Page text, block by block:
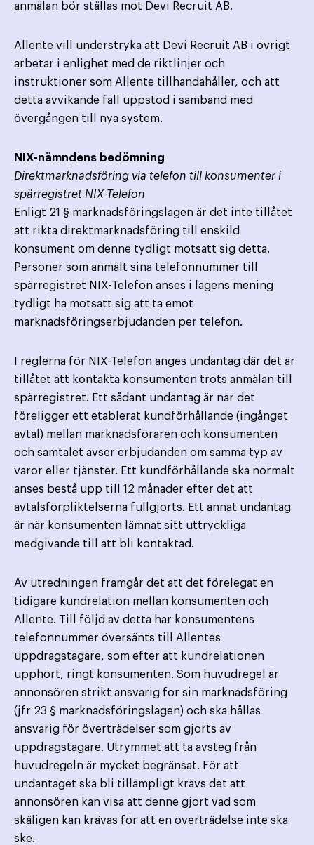
anmälan bör ställas mot Devi Recruit AB.
Allente vill understryka att Devi Recruit AB i övrigt
arbetar i enlighet med de riktlinjer och
instruktioner som Allente tillhandahåller, och att
detta avvikande fall uppstod i samband med
övergången till nya system.
NIX-nämndens bedömning
Direktmarknadsföring via telefon till konsumenter i
spärregistret NIX-Telefon
Enligt 21 § marknadsföringslagen är det inte tillåtet
att rikta direktmarknadsföring till enskild
konsument om denne tydligt motsatt sig detta.
Personer som anmält sina telefonnummer till
spärregistret NIX-Telefon anses i lagens mening
tydligt ha motsatt sig att ta emot
marknadsföringserbjudanden per telefon.
I reglerna för NIX-Telefon anges undantag där det är
tillåtet att kontakta konsumenten trots anmälan till
spärregistret. Ett sådant undantag är när det
föreligger ett etablerat kundförhållande (ingånget
avtal) mellan marknadsföraren och konsumenten
och samtalet avser erbjudanden om samma typ av
varor eller tjänster. Ett kundförhållande ska normalt
anses bestå upp till 12 månader efter det att
avtalsförpliktelserna fullgjorts. Ett annat undantag
är när konsumenten lämnat sitt uttryckliga
medgivande till att bli kontaktad.
Av utredningen framgår det att det förelegat en
tidigare kundrelation mellan konsumenten och
Allente. Till följd av detta har konsumentens
telefonnummer översänts till Allentes
uppdragstagare, som efter att kundrelationen
upphört, ringt konsumenten. Som huvudregel är
annonsören strikt ansvarig för sin marknadsföring
(jfr 23 § marknadsföringslagen) och ska hållas
ansvarig för överträdelser som gjorts av
uppdragstagare. Utrymmet att ta avsteg från
huvudregeln är mycket begränsat. För att
undantaget ska bli tillämpligt krävs det att
annonsören kan visa att denne gjort vad som
skäligen kan krävas för att en överträdelse inte ska
ske.